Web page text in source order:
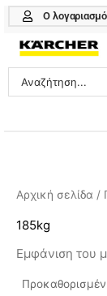
Μετάβαση
περιεχόμενο
Ο
Search
...
ΑΞΕΣΟΥΑΡ
ΚΑΘΑΡΙΣΤΙΚΑ
Αρχική σελίδα /
185kg
Εμφάνιση του